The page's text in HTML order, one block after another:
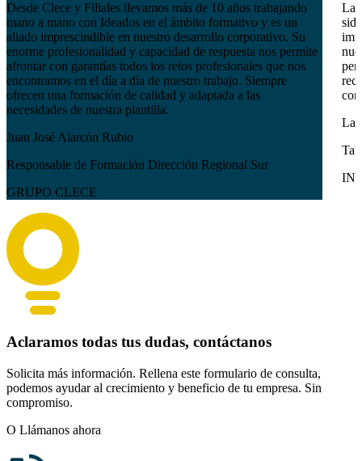
Desde Clece y Filiales llevamos más de 10 años trabajando
mano a mano con Ideados en el ámbito formativo y es un
aliado imprescindible en nuestro desarrollo corporativo. Su
enorme profesionalidad y capacidad de respuesta nos permite
afrontar con garantías todos los retos profesionales que nos
encontramos en el día a día de nuestro trabajo. Siempre
ofrecen una formación de calidad y adaptada a las
necesidades de nuestra plantilla.
Juan José Alarcón Rubio
Responsable de Formación Dirección Regional Sur
GRUPO CLECE
La
Aclaramos todas tus dudas, contáctanos
Solicita más información. Rellena este formulario de consulta,
podemos ayudar al crecimiento y beneficio de tu empresa. Sin
compromiso.
O Llámanos ahora